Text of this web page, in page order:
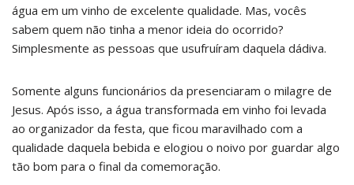
água em um vinho de excelente qualidade. Mas, vocês
sabem quem não tinha a menor ideia do ocorrido?
Simplesmente as pessoas que usufruíram daquela dádiva.
Somente alguns funcionários da presenciaram o milagre de
Jesus. Após isso, a água transformada em vinho foi levada
ao organizador da festa, que ficou maravilhado com a
qualidade daquela bebida e elogiou o noivo por guardar algo
tão bom para o final da comemoração.